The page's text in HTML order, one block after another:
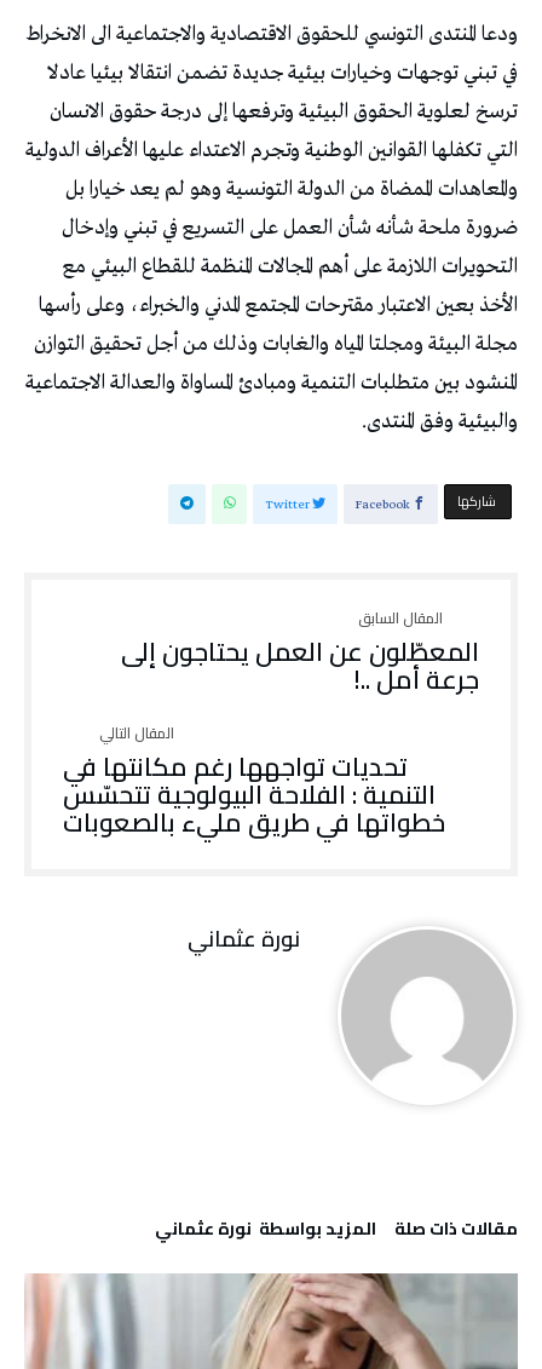
ودعا المنتدى التونسي للحقوق الاقتصادية والاجتماعية الى الانخراط
في تبني توجهات وخيارات بيئية جديدة تضمن انتقالا بيئيا عادلا
ترسخ لعلوية الحقوق البيئية وترفعها إلى درجة حقوق الانسان
التي تكفلها القوانين الوطنية وتجرم الاعتداء عليها الأعراف الدولية
والمعاهدات الممضاة من الدولة التونسية وهو لم يعد خيارا بل
ضرورة ملحة شأنه شأن العمل على التسريع في تبني وإدخال
التحويرات اللازمة على أهم المجالات المنظمة للقطاع البيئي مع
الأخذ بعين الاعتبار مقترحات المجتمع المدني والخبراء، وعلى رأسها
مجلة البيئة ومجلتا المياه والغابات وذلك من أجل تحقيق التوازن
المنشود بين متطلبات التنمية ومبادئ المساواة والعدالة الاجتماعية
والبيئية وفق المنتدى.
‫‫ شاركها‬ Facebook
Twitter
المعطّلون عن العمل يحتاجون إلى
جرعة أمل ..!
تحديات تواجهها رغم مكانتها في
التنمية : الفلاحة البيولوجية تتحسّس
خطواتها في طريق مليء بالصعوبات
نورة‭ ‬عثماني‭
‫مقالات ذات صلة‬ ‫‫المزيد بواسطة‬ ‬ نورة‭ ‬عثماني‭